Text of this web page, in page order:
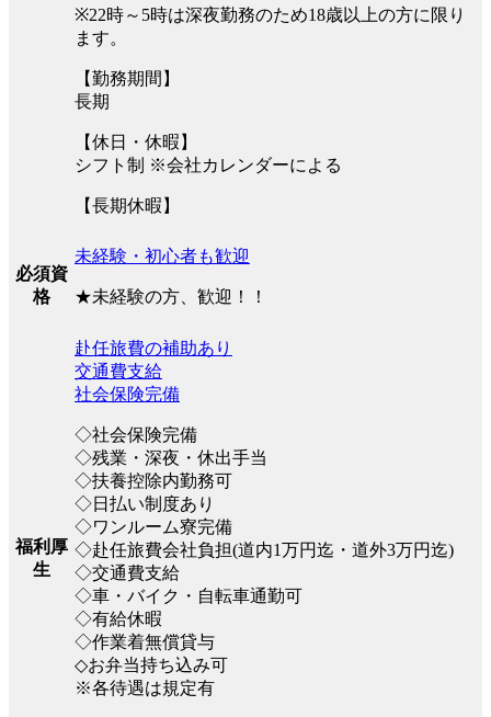
※22時～5時は深夜勤務のため18歳以上の方に限り
ます。
【勤務期間】
長期
【休日・休暇】
シフト制 ※会社カレンダーによる
【長期休暇】
必須資
格
未経験・初心者も歓迎
★未経験の方、歓迎！！
福利厚
生
赴任旅費の補助あり
交通費支給
社会保険完備
◇社会保険完備
◇残業・深夜・休出手当
◇扶養控除内勤務可
◇日払い制度あり
◇ワンルーム寮完備
◇赴任旅費会社負担(道内1万円迄・道外3万円迄)
◇交通費支給
◇車・バイク・自転車通勤可
◇有給休暇
◇作業着無償貸与
◇お弁当持ち込み可
※各待遇は規定有